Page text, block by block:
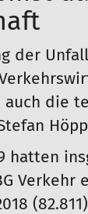
der
die
hatten
Verkehr